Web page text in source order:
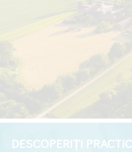
DESCOPERIȚI